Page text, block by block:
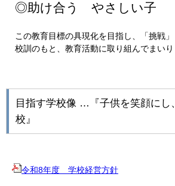
◎助け合う やさしい子
この教育目標の具現化を目指し、「挑戦
校訓のもと、教育活動に取り組んでまいり
目指す学校像 …『子供を笑顔にし
校』
令和8年度 学校経営方針